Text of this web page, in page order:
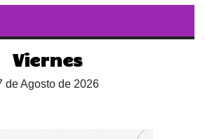
Viernes
de Agosto de 2026